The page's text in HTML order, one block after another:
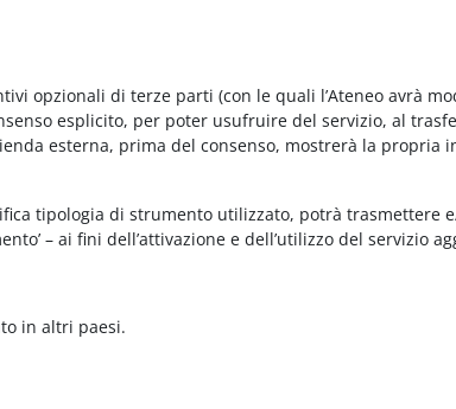
opzionali di terze parti (con le quali l’Ateneo avrà
esplicito, per poter usufruire del servizio, al
esterna, prima del consenso, mostrerà la
tipologia di strumento utilizzato, potrà trasmettere
– ai fini dell’attivazione e dell’utilizzo del servizio
in altri paesi.